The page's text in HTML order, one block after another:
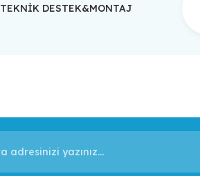
TEKNİK DESTEK&MONTAJ